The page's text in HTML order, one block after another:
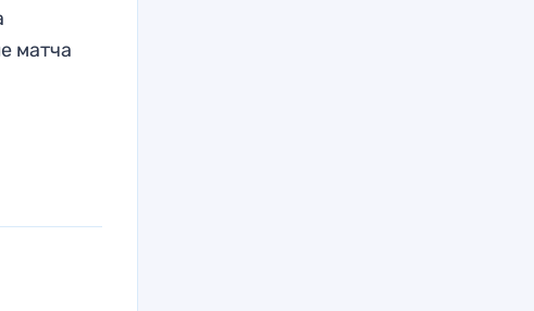
матча